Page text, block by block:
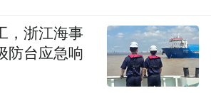
，浙江海事
防台应急响